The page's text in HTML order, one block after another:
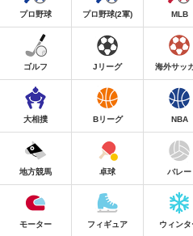
プロ野球 プロ野球(2軍) MLB
ゴルフ Jリーグ 海外サッ
大相撲 Bリーグ NBA
地方競馬 卓球 バレー
モーター フィギュア ウィンタ